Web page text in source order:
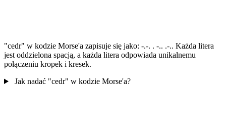
"cedr" w kodzie Morse'a zapisuje się jako: -.-. . -.. .-.. Każda litera
jest oddzielona spacją, a każda litera odpowiada unikalnemu
połączeniu kropek i kresek.
Jak nadać "cedr" w kodzie Morse'a?